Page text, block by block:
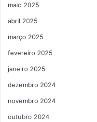
maio 2025
abril 2025
março 2025
fevereiro 2025
janeiro 2025
dezembro 2024
novembro 2024
outubro 2024